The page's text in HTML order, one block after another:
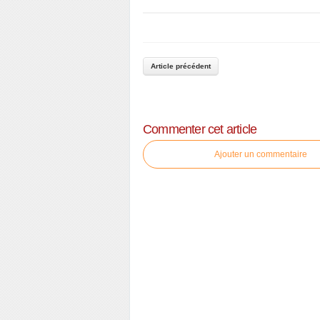
Article précédent
Commenter cet article
Ajouter un commentaire